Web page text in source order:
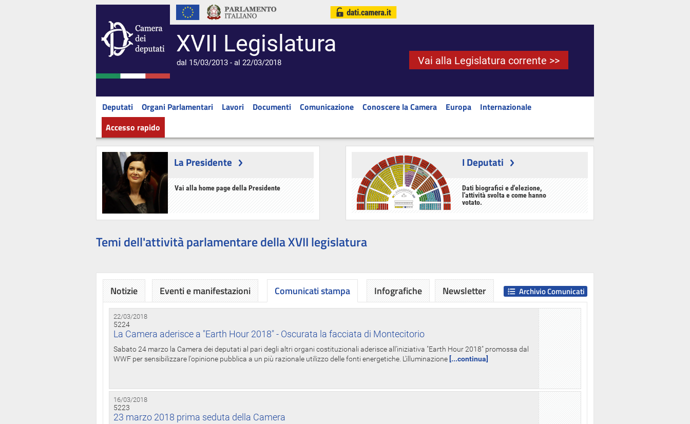
XVII Legislatura
dal 15/03/2013 - al 22/03/2018 Vai alla Legislatura corrente >>
Deputati Organi Parlamentari Lavori Documenti Comunicazione Conoscere la Camera Europa
Internazionale
Accesso rapido
La Presidente
Vai alla home page della Presidente
I Deputati
Dati biografici e d'elezione,
l'attività svolta e come hanno
votato.
Temi dell'attività parlamentare della XVII legislatura
Notizie Eventi e manifestazioni Comunicati stampa
22/03/2018
5224
La Camera aderisce a "Earth Hour 2018" - Oscurata la facciata di Montecitorio
Sabato 24 marzo la Camera dei deputati al pari degli altri organi costituzionali aderisce all'iniziativa "Earth Hour 2018" promossa dal
WWF per sensibilizzare l'opinione pubblica a un più razionale utilizzo delle fonti energetiche. L'illuminazione [...continua]
16/03/2018
5223
23 marzo 2018 prima seduta della Camera
Archivio Comunicati
Infografiche Newsletter